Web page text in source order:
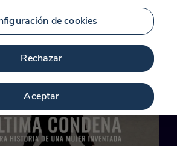
de cookies
Rechazar
Aceptar